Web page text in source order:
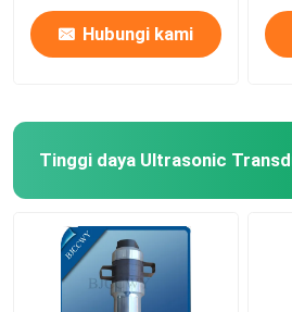
Hubungi kami
Tinggi daya Ultrasonic